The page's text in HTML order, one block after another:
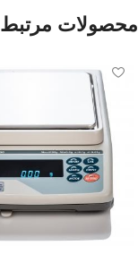
محصولات مرتبط